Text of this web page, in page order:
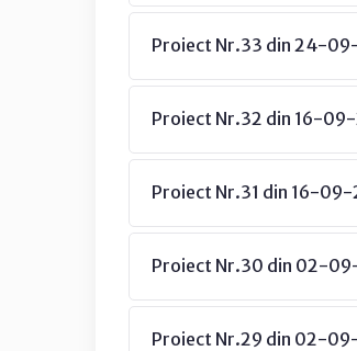
Proiect Nr.33 din 24-
Proiect Nr.32 din 16-
Proiect Nr.31 din 16-09-
Proiect Nr.30 din 02-
Proiect Nr.29 din 02-